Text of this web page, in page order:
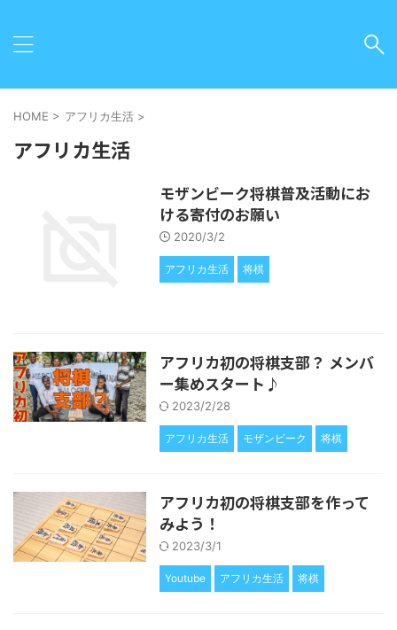
HOME > アフリカ生活 >
アフリカ生活
モザンビーク将棋普及活動にお
ける寄付のお願い
2020/3/2
アフリカ生活 将棋
アフリカ初の将棋支部？ メンバ
ー集めスタート♪
2023/2/28
アフリカ生活 モザンビーク 将棋
アフリカ初の将棋支部を作って
みよう！
2023/3/1
Youtube アフリカ生活 将棋